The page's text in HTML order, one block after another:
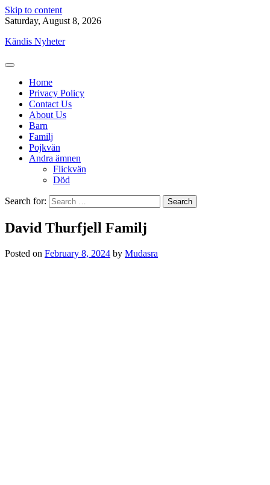
Skip to content
Saturday, August 8, 2026
Kändis Nyheter
Home
Privacy Policy
Contact Us
About Us
Barn
Familj
Pojkvän
Andra ämnen
Flickvän
Död
Search for:
David Thurfjell Familj
Posted on February 8, 2024 by Mudasra